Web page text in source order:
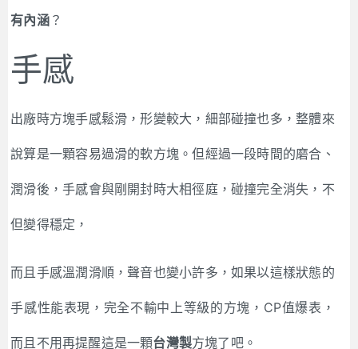
有內涵？
手感
出廠時方塊手感鬆滑，形變較大，細部碰撞也多，整體來
說算是一顆容易過滑的軟方塊。但經過一段時間的磨合、
潤滑後，手感會與剛開封時大相徑庭，碰撞完全消失，不
但變得穩定，
而且手感溫潤滑順，聲音也變小許多，如果以這樣狀態的
手感性能表現，完全不輸中上等級的方塊，CP值爆表，
而且不用再提醒這是一顆台灣製方塊了吧。